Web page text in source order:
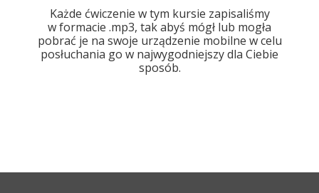
Każde ćwiczenie w tym kursie zapisaliśmy
w formacie .mp3, tak abyś mógł lub mogła
pobrać je na swoje urządzenie mobilne w celu
posłuchania go w najwygodniejszy dla Ciebie
sposób.